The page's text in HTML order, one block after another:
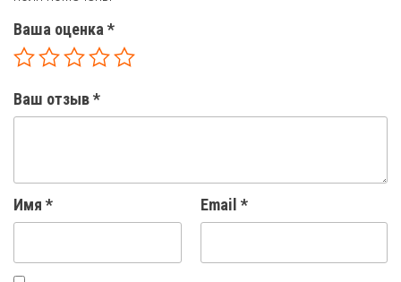
Ваша оценка *
Ваш отзыв*
Имя * Email *